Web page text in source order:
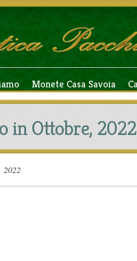
Monete Casa Savoia
in Ottobre, 2022
2022